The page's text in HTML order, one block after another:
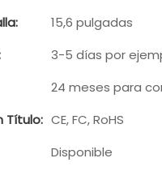
15,6 pulgadas
3-5 días por
24 meses para
Título: CE, FC, RoHS
Disponible